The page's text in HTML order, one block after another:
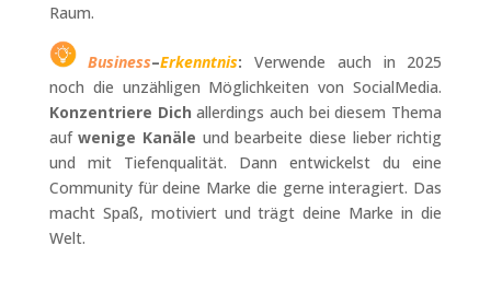
Raum.
Business–Erkenntnis: Verwende auch in 2025
noch die unzähligen Möglichkeiten von SocialMedia.
Konzentriere Dich allerdings auch bei diesem Thema
aufwenige Kanäle und bearbeite diese lieber richtig
und mit Tiefenqualität. Dann entwickelst du eine
Community für deine Marke die gerne interagiert. Das
macht Spaß, motiviert und trägt deine Marke in die
Welt.